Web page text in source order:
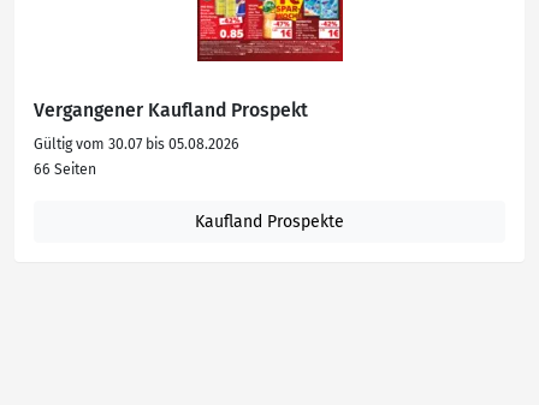
Vergangener Kaufland Prospekt
Gültig vom 30.07 bis 05.08.2026
66 Seiten
Kaufland Prospekte